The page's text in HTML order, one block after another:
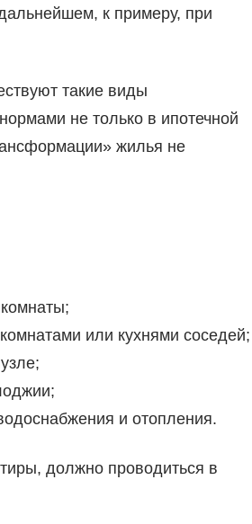
к примеру, при
такие виды
не только в ипотечной
жилья не
или кухнями соседей;
и отопления.
должно проводиться в